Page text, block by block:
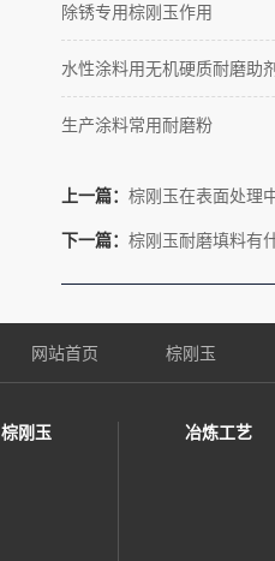
除锈专用棕刚玉作用
水性涂料用无机硬质耐磨助
生产涂料常用耐磨粉
上一篇： 棕刚玉在表面处理
下一篇： 棕刚玉耐磨填料有
网站首页 棕刚玉
棕刚玉 冶炼工艺